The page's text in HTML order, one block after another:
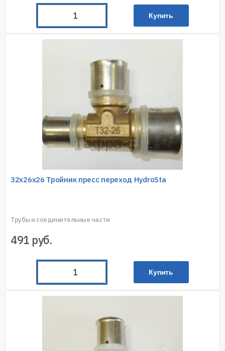
Купить
32х26х26 Тройник пресс переход HydroSta
Трубы и соединительные части
491 руб.
Купить